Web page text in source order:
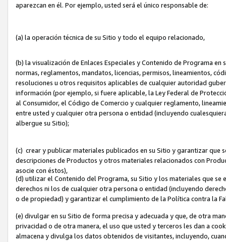
aparezcan en él. Por ejemplo, usted será el único responsable de:
(a) la operación técnica de su Sitio y todo el equipo relacionado,
(b) la visualización de Enlaces Especiales y Contenido de Programa
normas, reglamentos, mandatos, licencias, permisos, lineamientos,
resoluciones u otros requisitos aplicables de cualquier autoridad
información (por ejemplo, si fuere aplicable, la Ley Federal de
al Consumidor, el Código de Comercio y cualquier reglamento,
entre usted y cualquier otra persona o entidad (incluyendo
albergue su Sitio);
(c) crear y publicar materiales publicados en su Sitio y garantizar que
descripciones de Productos y otros materiales relacionados con
asocie con éstos),
(d) utilizar el Contenido del Programa, su Sitio y los materiales que se
derechos ni los de cualquier otra persona o entidad (incluyendo
o de propiedad) y garantizar el cumplimiento de la Política contra la
(e) divulgar en su Sitio de forma precisa y adecuada y que, de otra
privacidad o de otra manera, el uso que usted y terceros les dan a
almacena y divulga los datos obtenidos de visitantes, incluyendo,